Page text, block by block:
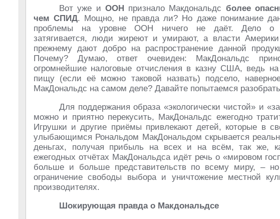
Вот уже и ООН признало Макдональдс более
чем СПИД. Мощно, не правда ли? Но даже понимание
проблемы на уровне ООН ничего не даёт. Дело
затягивается, люди жиреют и умирают, а власти
прежнему дают добро на распространение данной
Почему? Думаю, ответ очевиден: МакДональдс
огромнейшие налоговые отчисления в казну США, ведь на
пищу (если её можно таковой назвать) подсело,
МакДональдс на самом деле? Давайте попытаемся
Для поддержания образа «экологически чистой» и
можно и приятно перекусить, МакДональдс ежегодно
Игрушки и другие приёмы привлекают детей, которые в
улыбающимся Рональдом МакДональдом скрывается
деньгах, получая прибыль на всех и на всём, так же,
ежегодных отчётах МакДональдса идёт речь о «мировом
больше и больше представительств по всему миру, – но
ограничение свободы выбора и уничтожение местной
производителях.
Шокирующая правда о Макдональдсе